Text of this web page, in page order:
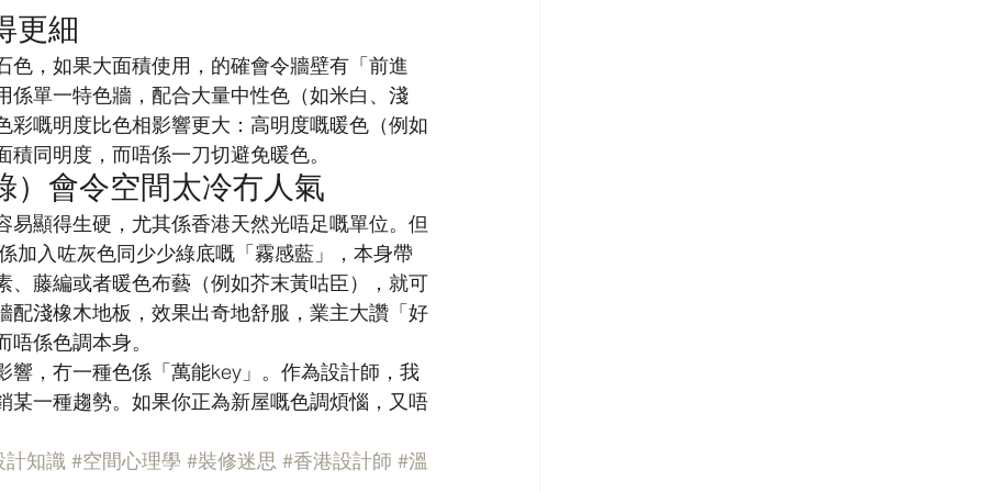
更細
，如果大面積使用，的確會令牆壁有「前進
單一特色牆，配合大量中性色（如米白、淺
嘅明度比色相影響更大：高明度嘅暖色（例如
同明度，而唔係一刀切避免暖色。
）會令空間太冷冇人氣
顯得生硬，尤其係香港天然光唔足嘅單位。但
加入咗灰色同少少綠底嘅「霧感藍」，本身帶
藤編或者暖色布藝（例如芥末黃咕臣），就可
淺橡木地板，效果出奇地舒服，業主大讚「好
係色調本身。
，冇一種色係「萬能key」。作為設計師，我
一種趨勢。如果你正為新屋嘅色調煩惱，又唔
計知識 #空間心理學 #裝修迷思 #香港設計師 #溫